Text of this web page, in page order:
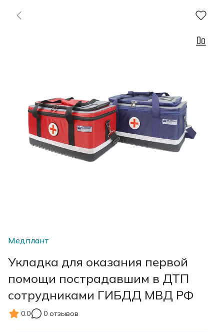
Медплант
Укладка для оказания первой
помощи пострадавшим в ДТП
сотрудниками ГИБДД МВД РФ
0.0 0 отзывов